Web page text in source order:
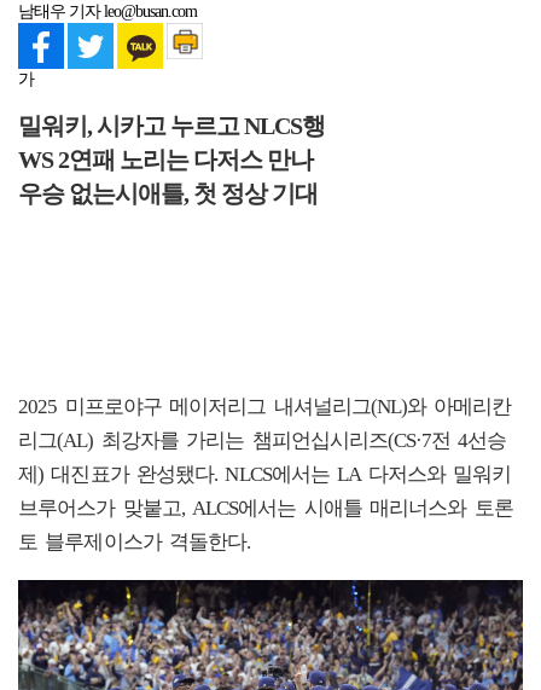
남태우 기자 leo@busan.com
가
밀워키, 시카고 누르고 NLCS행
WS 2연패 노리는 다저스 만나
우승 없는시애틀, 첫 정상 기대
2025 미프로야구 메이저리그 내셔널리그(NL)와 아메리칸
리그(AL) 최강자를 가리는 챔피언십시리즈(CS·7전 4선승
제) 대진표가 완성됐다. NLCS에서는 LA 다저스와 밀워키
브루어스가 맞붙고, ALCS에서는 시애틀 매리너스와 토론
토 블루제이스가 격돌한다.